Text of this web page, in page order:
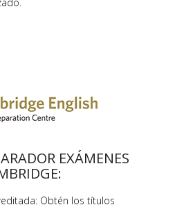
EXÁMENES
Obtén los títulos